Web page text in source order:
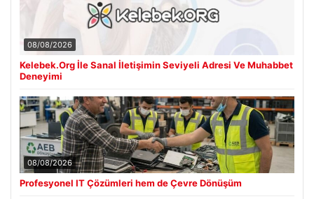
08/08/2026
Kelebek.Org İle Sanal İletişimin Seviyeli Adresi Ve Muhabbet
Deneyimi
08/08/2026
Profesyonel IT Çözümleri hem de Çevre Dönüşüm